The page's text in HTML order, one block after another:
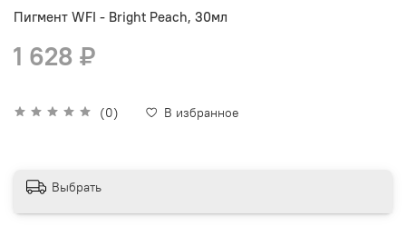
Пигмент WFI - Bright Peach, 30мл
(0) В избранное
1 628 ₽
Выбрать